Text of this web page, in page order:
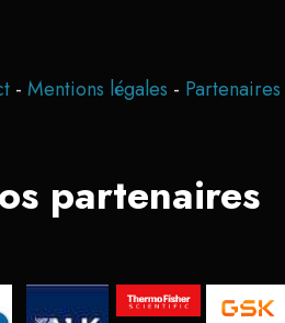
- Mentions légales - Partenaires
partenaires